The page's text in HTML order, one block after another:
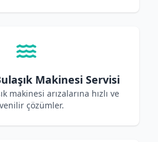
Makinesi Servisi
makinesi arızalarına hızlı ve
çözümler.